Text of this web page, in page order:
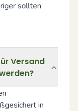
sollten
Versand
in